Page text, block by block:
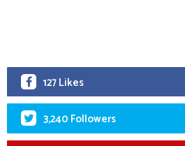
127 Likes
3,240 Followers